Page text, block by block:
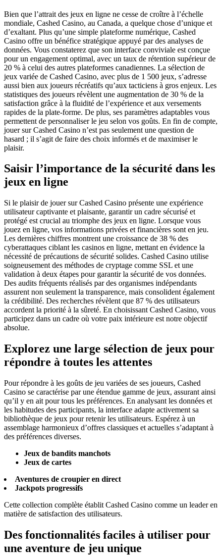
Bien que l’attrait des jeux en ligne ne cesse de croître à l’échelle
mondiale, Cashed Casino, au Canada, a quelque chose d’unique et
d’exaltant. Plus qu’une simple plateforme numérique, Cashed
Casino offre un bénéfice stratégique appuyé par des analyses de
données. Vous constaterez que son interface conviviale est conçue
pour un engagement optimal, avec un taux de rétention supérieur de
20 % à celui des autres plateformes canadiennes. La sélection de
jeux variée de Cashed Casino, avec plus de 1 500 jeux, s’adresse
aussi bien aux joueurs récréatifs qu’aux tacticiens à gros enjeux. Les
statistiques des joueurs révèlent une augmentation de 30 % de la
satisfaction grâce à la fluidité de l’expérience et aux versements
rapides de la plate-forme. De plus, ses paramètres adaptables vous
permettent de personnaliser le jeu selon vos goûts. En fin de compte,
jouer sur Cashed Casino n’est pas seulement une question de
hasard ; il s’agit de faire des choix informés et de maximiser le
plaisir.
Saisir l’importance de la sécurité dans les
jeux en ligne
Si le plaisir de jouer sur Cashed Casino présente une expérience
utilisateur captivante et plaisante, garantir un cadre sécurisé et
protégé est crucial au triomphe des jeux en ligne. Lorsque vous
jouez en ligne, vos informations privées et financières sont en jeu.
Les dernières chiffres montrent une croissance de 38 % des
cyberattaques ciblant les casinos en ligne, mettant en évidence la
nécessité de précautions de sécurité solides. Cashed Casino utilise
soigneusement des méthodes de cryptage comme SSL et une
validation à deux étapes pour garantir la sécurité de vos données.
Des audits fréquents réalisés par des organismes indépendants
assurent non seulement la transparence, mais consolident également
la crédibilité. Des recherches révèlent que 87 % des utilisateurs
accordent la priorité à la sûreté. En choisissant Cashed Casino, vous
participez dans un cadre où votre paix intérieure est notre objectif
absolue.
Explorez une large sélection de jeux pour
répondre à toutes les attentes
Pour répondre à les goûts de jeu variées de ses joueurs, Cashed
Casino se caractérise par une étendue gamme de jeux, assurant ainsi
qu’il y en ait pour tous les préférences. En analysant les données et
les habitudes des participants, la interface adapte activement sa
bibliothèque de jeux pour retenir les utilisateurs. Espérez à un
assemblage harmonieux d’offres classiques et actuelles s’adaptant à
des préférences diverses.
Jeux de bandits manchots
Jeux de cartes
Aventures de croupier en direct
Jackpots progressifs
Cette collection complète établit Cashed Casino comme un leader en
matière de satisfaction des utilisateurs.
Des fonctionnalités faciles à utiliser pour
une aventure de jeu unique